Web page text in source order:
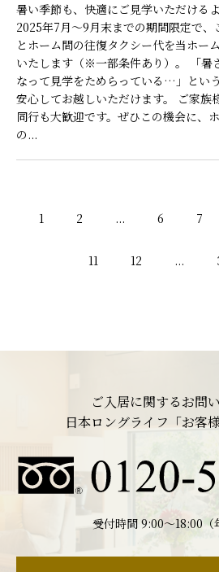
暑い季節も、快適にご見学いただけるよ
2025年7月～9月末までの期間限定で、
とホーム間の往復タクシー代を当ホー
いたします（※一部条件あり）。 「暑
なって見学をためらっている…」という
安心してお越しいただけます。 ご家族
同行も大歓迎です。ぜひこの機会に、
の...
1 2 ... 6 7
11 12 ...
ご入居に関するお問
日本ロングライフ「お客
受付時間 9:00〜18:00（